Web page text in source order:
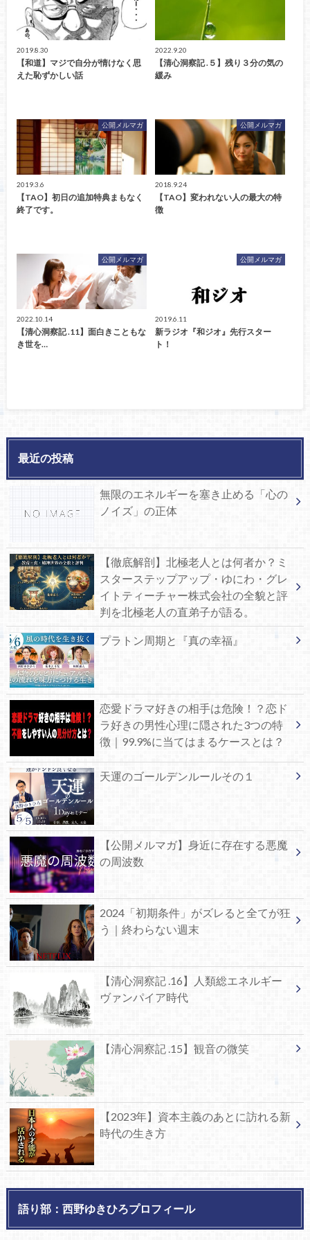
2019.8.30
【和道】マジで自分が情けなく思
えた恥ずかしい話
2022.9.20
【清心洞察記 .５】残り３分の気の
緩み
公開メルマガ
2019.3.6
【TAO】初日の追加特典まもなく
終了です。
公開メルマガ
2018.9.24
【TAO】変われない人の最大の特
徴
公開メルマガ
2022.10.14
【清心洞察記 .11】面白きこともな
き世を…
公開メルマガ
2019.6.11
新ラジオ『和ジオ』先行スター
ト！
最近の投稿
無限のエネルギーを塞き止める「心の
ノイズ」の正体
【徹底解剖】北極老人とは何者か？ミ
スターステップアップ・ゆにわ・グレ
イトティーチャー株式会社の全貌と評
判を北極老人の直弟子が語る。
プラトン周期と『真の幸福』
恋愛ドラマ好きの相手は危険！？恋ド
ラ好きの男性心理に隠された3つの特
徴｜99.9%に当てはまるケースとは？
天運のゴールデンルールその１
【公開メルマガ】身近に存在する悪魔
の周波数
2024「初期条件」がズレると全てが狂
う｜終わらない週末
【清心洞察記 .16】人類総エネルギー
ヴァンパイア時代
【清心洞察記 .15】観音の微笑
【2023年】資本主義のあとに訪れる新
時代の生き方
語り部：西野ゆきひろプロフィール